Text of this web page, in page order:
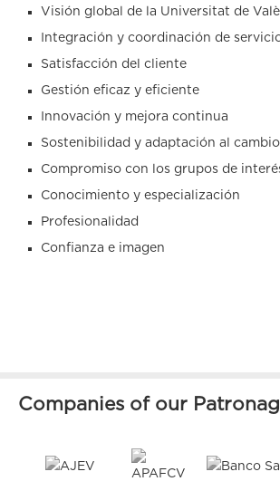
Visión global de la Universitat de
Integración y coordinación de
Satisfacción del cliente
Gestión eficaz y eficiente
Innovación y mejora continua
Sostenibilidad y adaptación al cambio
Compromiso con los grupos de
Conocimiento y especialización
Profesionalidad
Confianza e imagen
Companies of our